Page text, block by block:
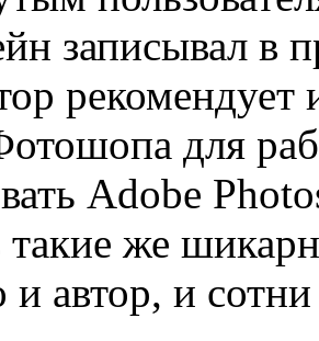
записывал в
рекомендует
для
Adobe
такие же
и автор, и